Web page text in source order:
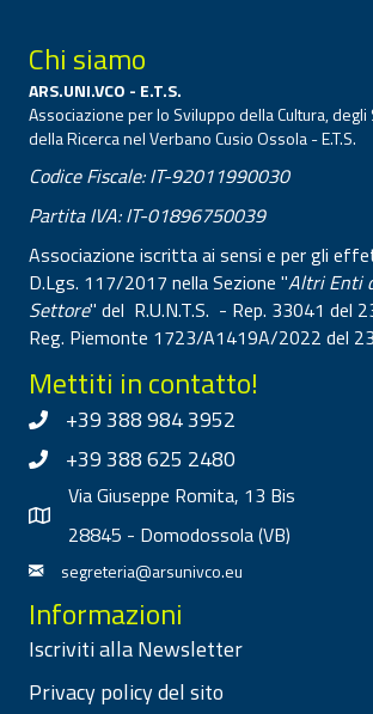
Chi siamo
ARS.UNI.VCO - E.T.S.
Associazione per lo Sviluppo della Cultura,
della Ricerca nel Verbano Cusio Ossola - E.T.S.
Codice Fiscale: IT-92011990030
Partita IVA: IT-01896750039
Associazione iscritta ai sensi e per gli
D.Lgs. 117/2017 nella Sezione "Altri Enti
Settore" del R.U.N.T.S. - Rep. 33041 del
Reg. Piemonte 1723/A1419A/2022 del
Mettiti in contatto!
+39 388 984 3952
+39 388 625 2480
Via Giuseppe Romita, 13 Bis
28845 - Domodossola (VB)
segreteria@arsunivco.eu
Informazioni
Iscriviti alla Newsletter
Privacy policy del sito